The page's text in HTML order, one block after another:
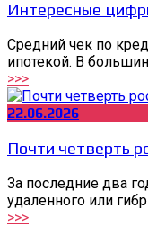
Интересные
Средний чек по
ипотекой. В
>>>
22.06.2026
Почти четверть
За последние два
удаленного или
>>>